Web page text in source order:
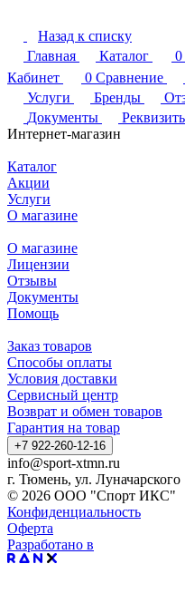
Назад к списку
Главная
Каталог 0
Кабинет
0 Сравнение
Услуги
Бренды
Документы
Интернет-магазин
Каталог
Акции
Услуги
О магазине
О магазине
Лицензии
Отзывы
Документы
Помощь
Заказ товаров
Способы оплаты
Условия доставки
Сервисный центр
Возврат и обмен товаров
Гарантия на товар
+7 922-260-12-16
info@sport-xtmn.ru
г. Тюмень, ул. Луначарского
© 2026 ООО "Спорт ИКС"
Конфиденциальность
Оферта
Разработано в